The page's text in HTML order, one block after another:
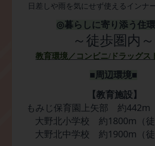
日差しや雨を気にせず使えるインナ
◎暮らしに寄り添う住
～徒歩圏内～
教育環境 ／コンビニ/ ドラッグス
■周辺環境■
【教育施設】
もみじ保育園上矢部 約442m
大野北小学校 約1800m （
大野北中学校 約1900m （